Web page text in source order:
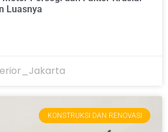
Luasnya
KONSTRUKSI DAN RENOVASI